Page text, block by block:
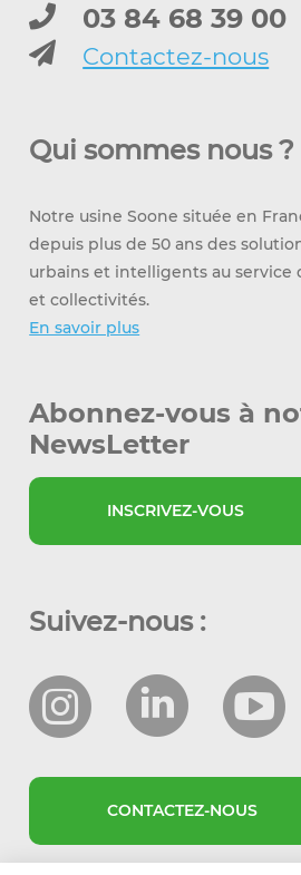
03 84 68 39 00
Contactez-nous
Qui sommes nous ?
Notre usine Soone située en
depuis plus de 50 ans des
urbains et intelligents au service
et collectivités.
En savoir plus
Abonnez-vous à
NewsLetter
INSCRIVEZ-VOUS
Suivez-nous :
CONTACTEZ-NOUS